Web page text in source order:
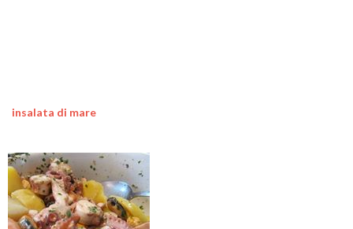
insalata di mare